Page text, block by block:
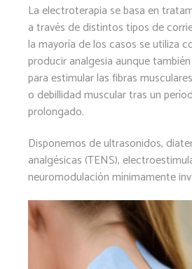
La electroterapia se basa en
a través de distintos tipos de
la mayoría de los casos se utiliza
producir analgesia aunque
para estimular las fibras
o debillidad muscular tras un
prolongado.
Disponemos de ultrasonidos,
analgésicas (TENS),
neuromodulación mínimamente